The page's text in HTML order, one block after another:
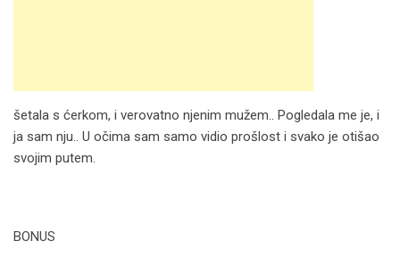
šetala s ćerkom, i verovatno njenim mužem.. Pogledala me je, i
ja sam nju.. U očima sam samo vidio prošlost i svako je otišao
svojim putem.
BONUS